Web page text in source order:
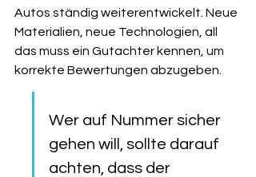
Autos ständig weiterentwickelt. Neue
Materialien, neue Technologien, all
das muss ein Gutachter kennen, um
korrekte Bewertungen abzugeben.
Wer auf Nummer sicher
gehen will, sollte darauf
achten, dass der